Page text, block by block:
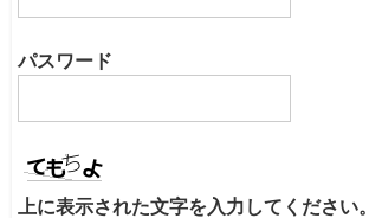
パスワード
上に表示された文字を入力してください。